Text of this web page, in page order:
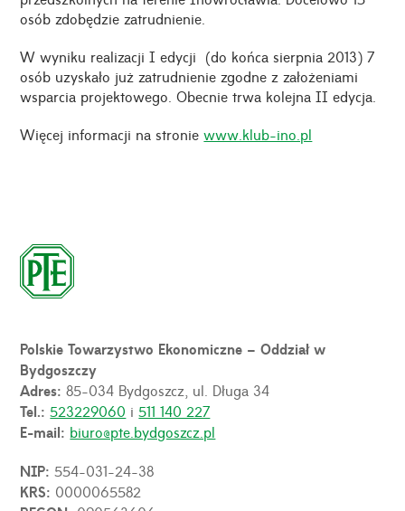
osób zdobędzie zatrudnienie.
W wyniku realizacji I edycji (do końca sierpnia 2013) 7
osób uzyskało już zatrudnienie zgodne z założeniami
wsparcia projektowego. Obecnie trwa kolejna II edycja.
Więcej informacji na stroniewww.klub-ino.pl
Polskie Towarzystwo Ekonomiczne – Oddział w
Bydgoszczy
Adres:85-034 Bydgoszcz, ul. Długa 34
Tel.:523229060 i511 140 227
E-mail: biuro@pte.bydgoszcz.pl
NIP:554-031-24-38
KRS: 0000065582